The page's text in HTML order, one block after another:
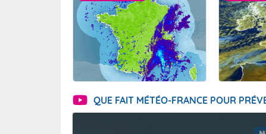
QUE FAIT MÉTÉO-FRANCE POUR